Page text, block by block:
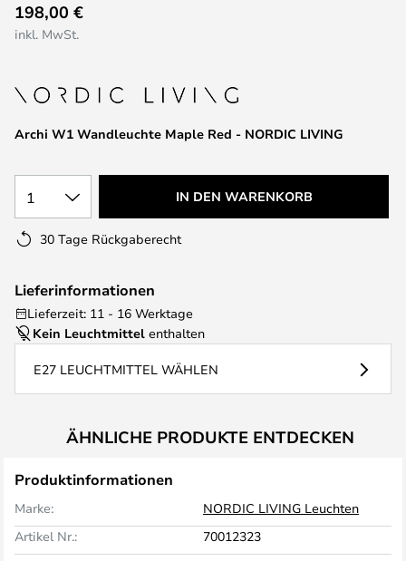
Anfang
der
springen
Archi W1 Wandleuchte Maple Red - NORDIC LIVING
198,00 €
inkl. MwSt.
1 IN DEN WARENKORB
30 Tage Rückgaberecht
Lieferinformationen
Lieferzeit: 11 - 16 Werktage
Kein Leuchtmittel enthalten
E27 LEUCHTMITTEL WÄHLEN
ÄHNLICHE PRODUKTE ENTDECKEN
Produktinformationen
Marke:
NORDIC LIVING Leuchten
Artikel Nr.:
70012323